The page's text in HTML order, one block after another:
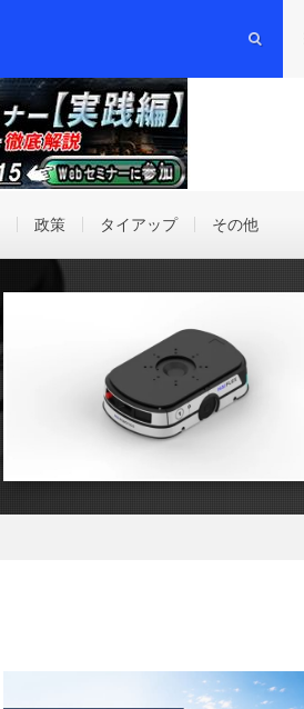
政策 タイアップ その他